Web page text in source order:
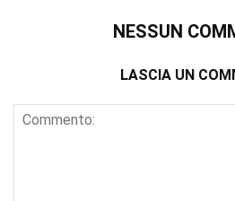
NESSUN
LASCIA UN